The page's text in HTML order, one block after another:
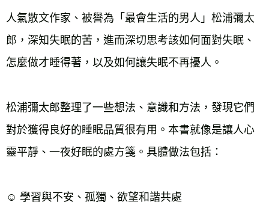
人氣散文作家、被譽為「最會生活的男人」松浦彌太
郎，深知失眠的苦，進而深切思考該如何面對失眠、
怎麼做才睡得著，以及如何讓失眠不再擾人。
松浦彌太郎整理了一些想法、意識和方法，發現它們
對於獲得良好的睡眠品質很有用。本書就像是讓人心
靈平靜、一夜好眠的處方箋。具體做法包括：
☺ 學習與不安、孤獨、欲望和諧共處